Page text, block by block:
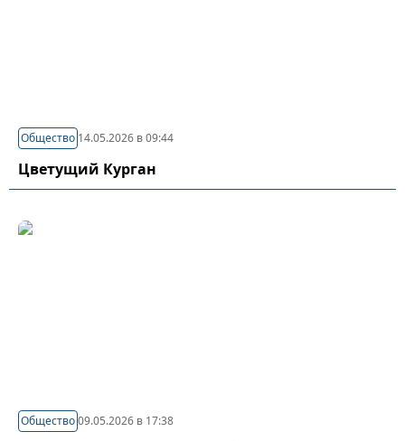
Общество 14.05.2026 в 09:44
Цветущий Курган
Общество09.05.2026 в 17:38